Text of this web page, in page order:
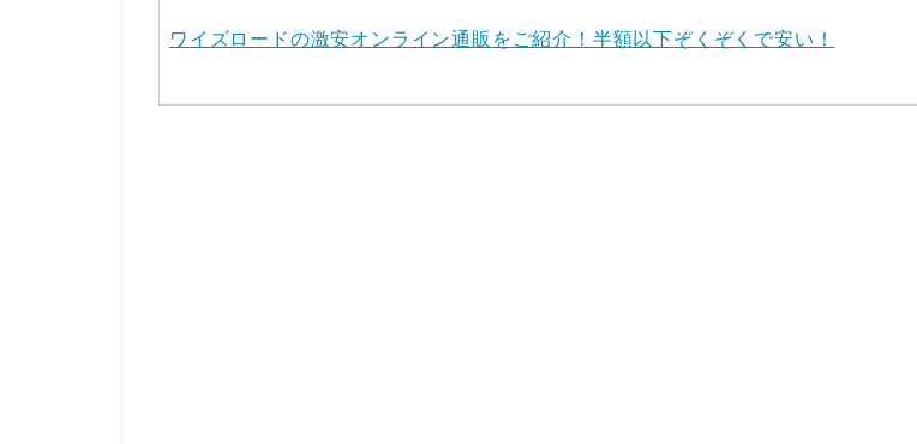
ワイズロードの激安オンライン通販をご紹介！半額以下ぞくぞくで安い！